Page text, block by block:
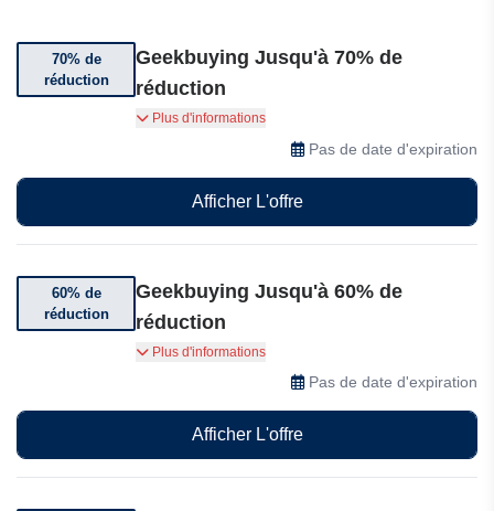
70% de
réduction
Geekbuying Jusqu'à 70% de
réduction
Profitez de jusqu'à 70% de réduction
Plus d'informations
Pas de date d'expiration
Afficher L'offre
60% de
réduction
Geekbuying Jusqu'à 60% de
réduction
Économisez jusqu'à 60% sur une sélection
Plus d'informations
Pas de date d'expiration
Afficher L'offre